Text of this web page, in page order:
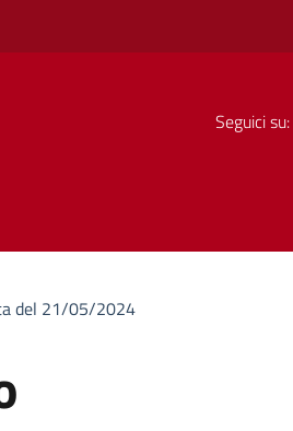
Seguici su:
del 21/05/2024